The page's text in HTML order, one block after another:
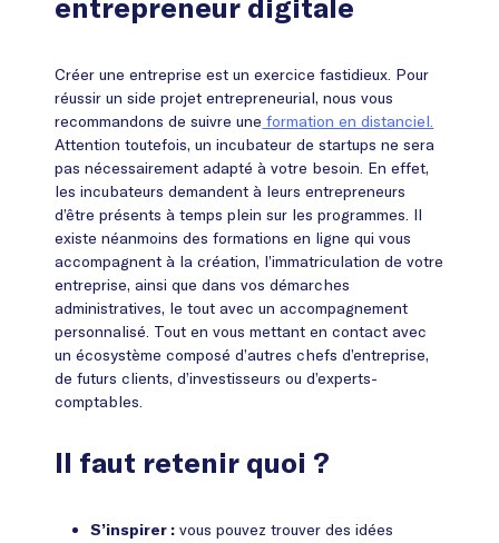
entrepreneur digitale
Créer une entreprise est un exercice fastidieux. Pour
réussir un side projet entrepreneurial, nous vous
recommandons de suivre une formation en distanciel.
Attention toutefois, un incubateur de startups ne sera
pas nécessairement adapté à votre besoin. En effet,
les incubateurs demandent à leurs entrepreneurs
d’être présents à temps plein sur les programmes. Il
existe néanmoins des formations en ligne qui vous
accompagnent à la création, l’immatriculation de votre
entreprise, ainsi que dans vos démarches
administratives, le tout avec un accompagnement
personnalisé. Tout en vous mettant en contact avec
un écosystème composé d’autres chefs d’entreprise,
de futurs clients, d’investisseurs ou d’experts-
comptables.
Il faut retenir quoi ?
S’inspirer : vous pouvez trouver des idées